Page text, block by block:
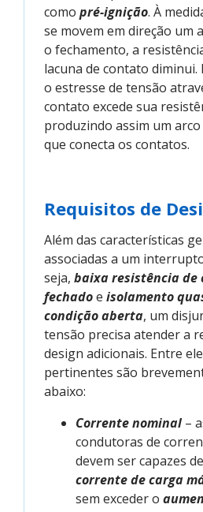
como pré-ignição. À
se movem em direção um
o fechamento, a
lacuna de contato diminui.
o estresse de tensão
contato excede sua
produzindo assim um arco
que conecta os contatos.
Requisitos de
Além das características
associadas a um
seja, baixa resistência de
fechadoe isolamento
condição aberta, um
tensão precisa atender a
design adicionais. Entre
pertinentes são
abaixo:
Corrente nominal –
condutoras de
devem ser capazes
corrente de carga
sem exceder o